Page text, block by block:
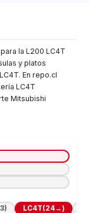
la L200 LC4T
y platos
En repo.cl
LC4T
Mitsubishi
LC4T(24→)